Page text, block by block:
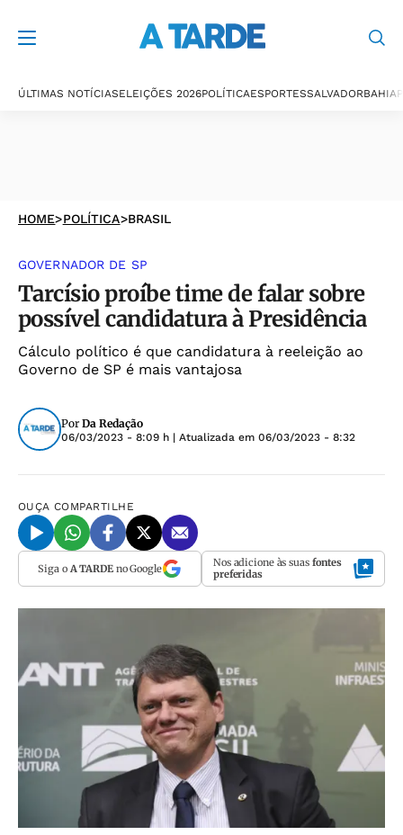
ÚLTIMAS NOTÍCIASELEIÇÕES 2026POLÍTICAESPORTESSALVADORBAHIA
HOME>POLÍTICA>BRASIL
GOVERNADOR DE SP
Tarcísio proíbe time de falar sobre
possível candidatura à Presidência
Cálculo político é que candidatura à reeleição ao
Governo de SP é mais vantajosa
Por Da Redação
06/03/2023 - 8:09 h | Atualizada em 06/03/2023 - 8:32
OUÇA COMPARTILHE
Siga o A TARDEno Google Nos adicione às suas fontes
preferidas